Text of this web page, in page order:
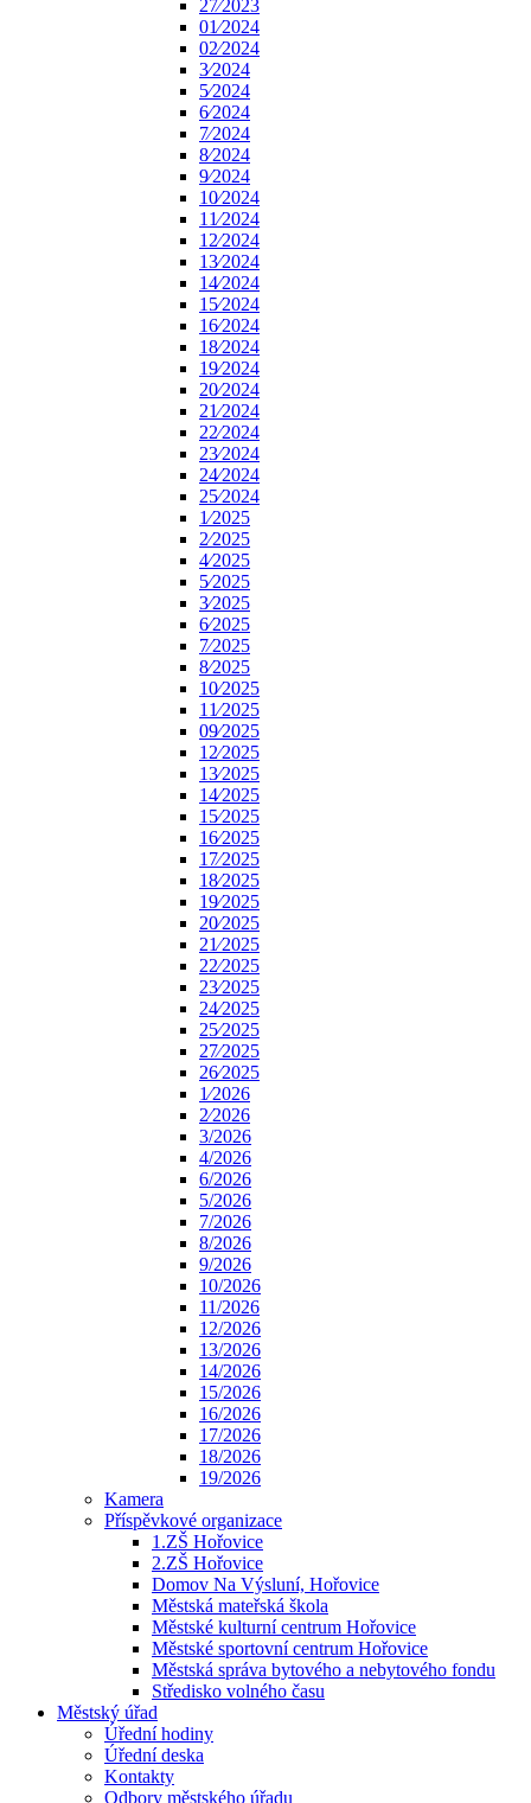
27⁄2023
01⁄2024
02⁄2024
3⁄2024
5⁄2024
6⁄2024
7⁄2024
8⁄2024
9⁄2024
10⁄2024
11⁄2024
12⁄2024
13⁄2024
14⁄2024
15⁄2024
16⁄2024
18⁄2024
19⁄2024
20⁄2024
21⁄2024
22⁄2024
23⁄2024
24⁄2024
25⁄2024
1⁄2025
2⁄2025
4⁄2025
5⁄2025
3⁄2025
6⁄2025
7⁄2025
8⁄2025
10⁄2025
11⁄2025
09⁄2025
12⁄2025
13⁄2025
14⁄2025
15⁄2025
16⁄2025
17⁄2025
18⁄2025
19⁄2025
20⁄2025
21⁄2025
22⁄2025
23⁄2025
24⁄2025
25⁄2025
27⁄2025
26⁄2025
1⁄2026
2⁄2026
3/2026
4/2026
6/2026
5/2026
7/2026
8/2026
9/2026
10/2026
11/2026
12/2026
13/2026
14/2026
15/2026
16/2026
17/2026
18/2026
19/2026
Kamera
Příspěvkové organizace
1.ZŠ Hořovice
2.ZŠ Hořovice
Domov Na Výsluní, Hořovice
Městská mateřská škola
Městské kulturní centrum Hořovice
Městské sportovní centrum Hořovice
Městská správa bytového a nebytového fondu
Středisko volného času
Městský úřad
Úřední hodiny
Úřední deska
Kontakty
Odbory městského úřadu